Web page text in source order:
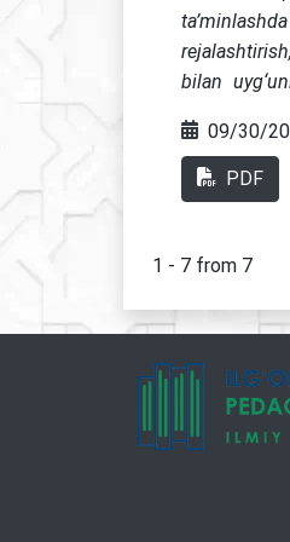
bilan
foydalanish,
foydalanish
09/30/
PDF
1 - 7 from 7